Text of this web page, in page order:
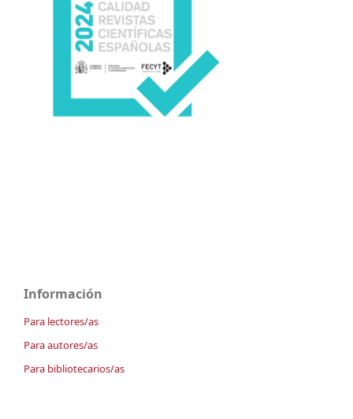
Información
Para lectores/as
Para autores/as
Para bibliotecarios/as